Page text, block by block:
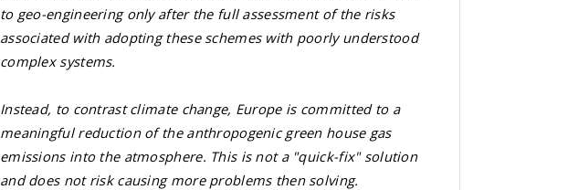
to geo-engineering only after the full assessment of the risks
associated with adopting these schemes with poorly understood
complex systems.
Instead, to contrast climate change, Europe is committed to a
meaningful reduction of the anthropogenic green house gas
emissions into the atmosphere. This is not a "quick-fix" solution
and does not risk causing more problems then solving.